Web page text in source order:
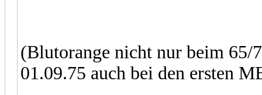
(Blutorange nicht nur beim 65/
01.09.75 auch bei den ersten